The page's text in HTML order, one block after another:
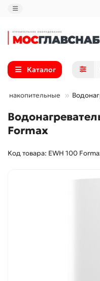
Каталог
накопительные
Formax
Код товара: EWH 100